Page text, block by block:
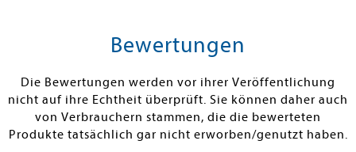
Warenkorb
Bewertungen
Die Bewertungen werden vor ihrer Veröffentlichung
nicht auf ihre Echtheit überprüft. Sie können daher auch
von Verbrauchern stammen, die die bewerteten
Produkte tatsächlich gar nicht erworben/genutzt haben.